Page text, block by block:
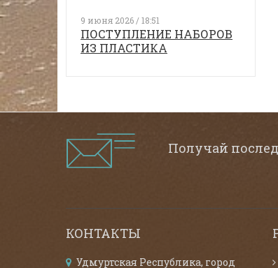
9 июня 2026 / 18:51
ПОСТУПЛЕНИЕ НАБОРОВ
ИЗ ПЛАСТИКА
Получай
КОНТАКТЫ
Удмуртская Республика, город